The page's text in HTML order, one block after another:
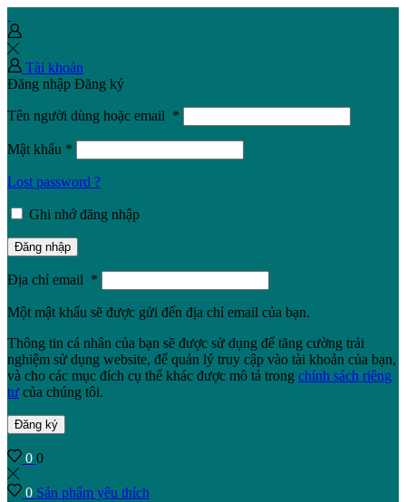
Tài khoản
Đăng nhập Đăng ký
Tên người dùng hoặc email *
Mật khẩu *
Lost password ?
Ghi nhớ đăng nhập
Đăng nhập
Địa chỉ email *
Một mật khẩu sẽ được gửi đến địa chỉ email của bạn.
Thông tin cá nhân của bạn sẽ được sử dụng để tăng cường trải
nghiệm sử dụng website, để quản lý truy cập vào tài khoản của bạn,
và cho các mục đích cụ thể khác được mô tả trong chính sách riêng
tư của chúng tôi.
Đăng ký
0 0
0 Sản phẩm yêu thích